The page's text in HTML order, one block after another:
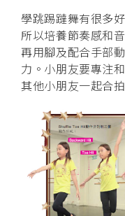
學跳踢躂舞有很多
所以培養節奏感和
再用腳及配合手部
力。小朋友要專注
其他小朋友一起合